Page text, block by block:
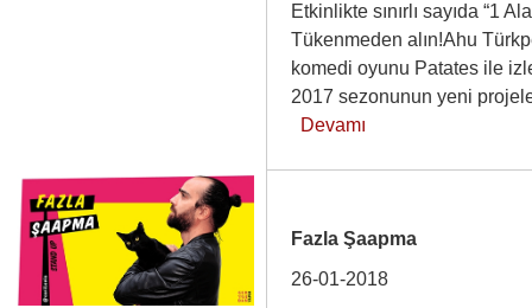
Etkinlikte sınırlı sayıda “1
Tükenmeden alın!Ahu
komedi oyunu Patates ile
2017 sezonunun yeni
Devamı
Fazla Şaapma
26-01-2018